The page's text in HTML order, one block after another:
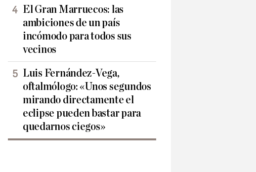
El Gran Marruecos: las
ambiciones de un país
incómodo para todos sus
vecinos
Luis Fernández-Vega,
oftalmólogo: «Unos segundos
mirando directamente el
eclipse pueden bastar para
quedarnos ciegos»